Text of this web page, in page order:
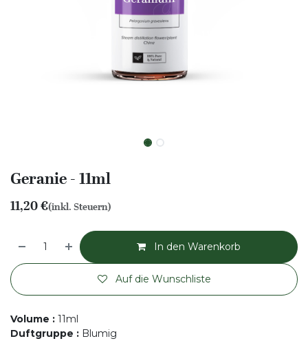
Geranie - 11ml
11,20€(inkl. Steuern)
In den Warenkorb
Auf die Wunschliste
Volume : 11ml
Duftgruppe : Blumig